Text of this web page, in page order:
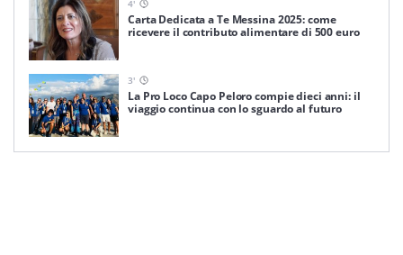
4'
Carta Dedicata a Te Messina 2025: come
ricevere il contributo alimentare di 500 euro
3'
La Pro Loco Capo Peloro compie dieci anni: il
viaggio continua con lo sguardo al futuro